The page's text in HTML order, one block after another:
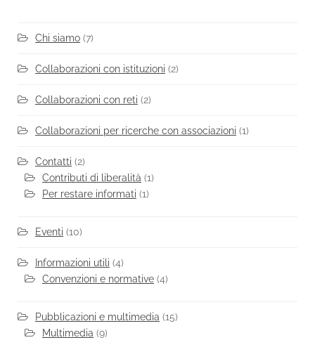
Chi siamo (7)
Collaborazioni con istituzioni (2)
Collaborazioni con reti (2)
Collaborazioni per ricerche con associazioni (1)
Contatti (2)
Contributi di liberalità (1)
Per restare informati (1)
Eventi (10)
Informazioni utili (4)
Convenzioni e normative (4)
Pubblicazioni e multimedia (15)
Multimedia (9)